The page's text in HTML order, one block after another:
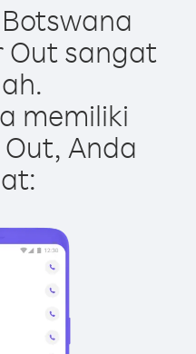
Out sangat
memiliki
Anda